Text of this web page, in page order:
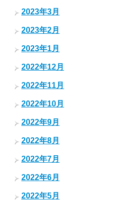
2023年3月
2023年2月
2023年1月
2022年12月
2022年11月
2022年10月
2022年9月
2022年8月
2022年7月
2022年6月
2022年5月